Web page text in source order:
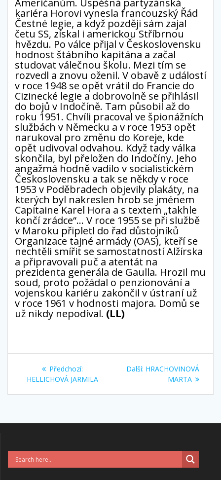
Američanům. Úspěšná partyzánská
kariéra Horovi vynesla francouzský Řád
Čestné legie, a když později sám zajal
četu SS, získal i americkou Stříbrnou
hvězdu. Po válce přijal v Československu
hodnost štábního kapitána a začal
studovat válečnou školu. Mezi tím se
rozvedl a znovu oženil. V obavě z událostí
v roce 1948 se opět vrátil do Francie do
Cizinecké legie a dobrovolně se přihlásil
do bojů v Indočíně. Tam působil až do
roku 1951. Chvíli pracoval ve špionážních
službách v Německu a v roce 1953 opět
narukoval pro změnu do Koreje, kde
opět udivoval odvahou. Když tady válka
skončila, byl přeložen do Indočíny. Jeho
angažmá hodně vadilo v socialistickém
Československu a tak se někdy v roce
1953 v Poděbradech objevily plakáty, na
kterých byl nakreslen hrob se jménem
Capitaine Karel Hora a s textem „takhle
končí zrádce“… V roce 1955 se při službě
v Maroku připletl do řad důstojníků
Organizace tajné armády (OAS), kteří se
nechtěli smířit se samostatností Alžírska
a připravovali puč a atentát na
prezidenta generála de Gaulla. Hrozil mu
soud, proto požádal o penzionování a
vojenskou kariéru zakončil v ústraní už
v roce 1961 v hodnosti majora. Domů se
už nikdy nepodíval. (LL)
Navigace
pro
Předchozí:
příspěvek:
HELLICHOVÁ JARMILA
Další: Další
příspěvek:
HRACHOVINOVÁ
MARTA